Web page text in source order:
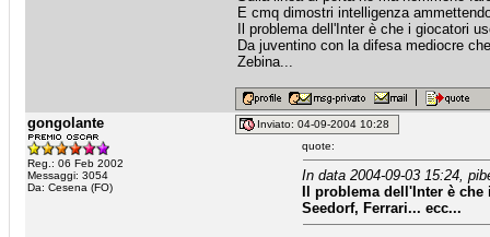
E cmq dimostri intelligenza
Il problema dell'Inter è che i giocatori
Da juventino con la difesa mediocre
Zebina...
gongolante
Reg.: 06 Feb 2002
Messaggi: 3054
Da: Cesena (FO)
Inviato: 04-09-2004 10:28
quote:
In data 2004-09-03 15:24,
Il problema dell'Inter è
Seedorf, Ferrari... ecc...